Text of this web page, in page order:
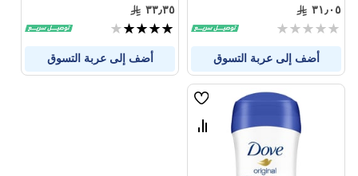
٣١٫٠٥
Rating:
أضف إلى عربة التسوق
٣٣٫٣٥
تقييم:
أضف إلى عربة التسوق
قائمة
الامنيات
قارن